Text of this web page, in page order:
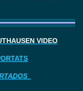
VIDEO